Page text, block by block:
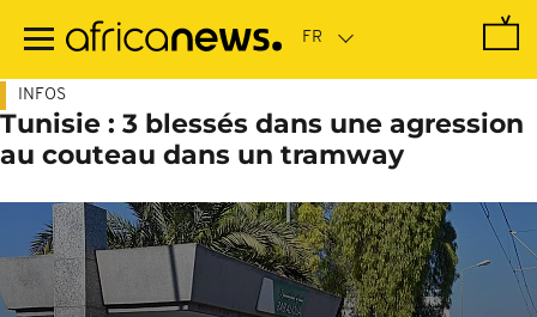
contenu
INFOS
Tunisie : 3 blessés dans une agression
au couteau dans un tramway